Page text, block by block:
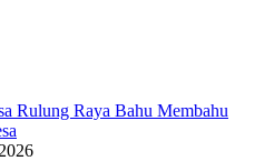
Rulung Raya Bahu Membahu